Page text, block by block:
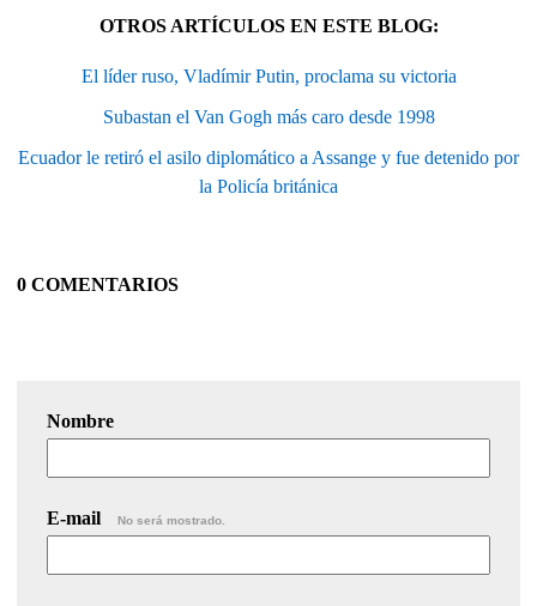
OTROS ARTÍCULOS EN ESTE BLOG:
El líder ruso, Vladímir Putin, proclama su victoria
Subastan el Van Gogh más caro desde 1998
Ecuador le retiró el asilo diplomático a Assange y fue detenido por
la Policía británica
0 COMENTARIOS
Nombre
E-mail No será mostrado.